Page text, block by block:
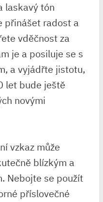
⁢laskavý tón
přinášet radost a
vděčnost za
je a posiluje se s
a vyjádřte ⁤jistotu,
‌let bude ještě
novými
vzkaz ‌může
blízkým a
Nebojte se ‌použít
příslovečné